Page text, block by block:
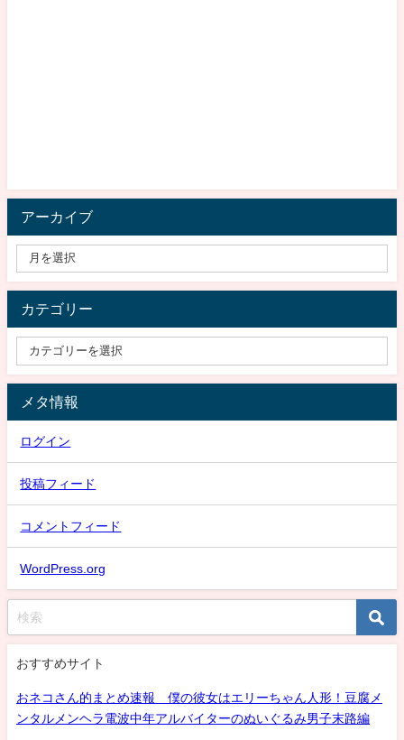
アーカイブ
カテゴリー
メタ情報
ログイン
投稿フィード
コメントフィード
WordPress.org
おすすめサイト
おネコさん的まとめ速報 僕の彼女はエリーちゃん人形！豆腐メ
ンタルメンヘラ電波中年アルバイターのぬいぐるみ男子末路編